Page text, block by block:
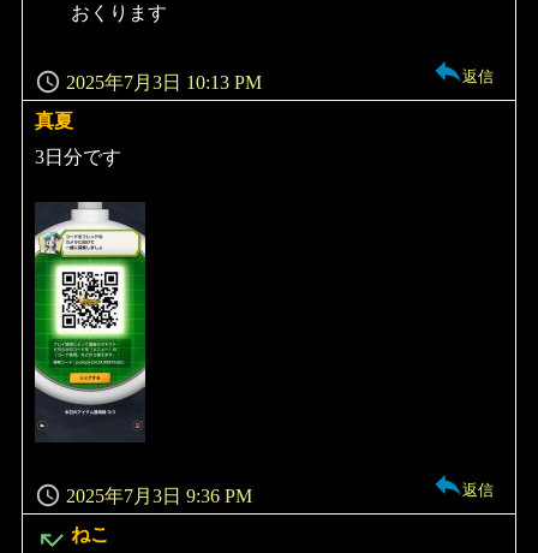
2025年7月3日 10:13 PM
おくります
返信
真夏
よ
り:
2025年7月3日 9:36 PM
3日分です
返信
ねこ
よ